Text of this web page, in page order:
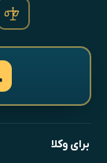
برای وکلا